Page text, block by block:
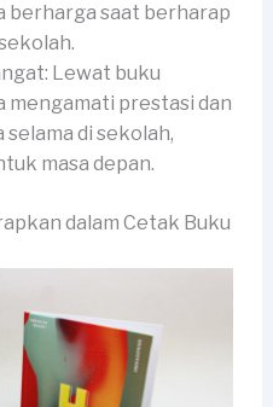
berharga saat berharap
Lewat buku
mengamati prestasi dan
di sekolah,
masa depan.
dalam Cetak Buku